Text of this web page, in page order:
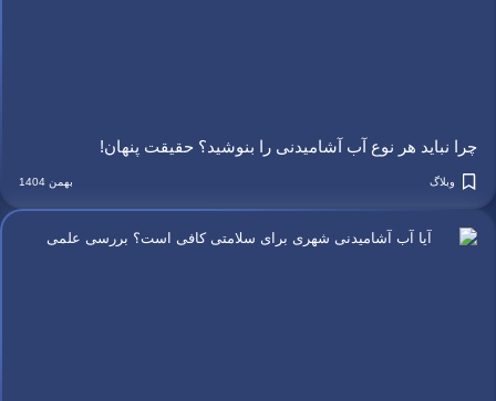
چرا نباید هر نوع آب آشامیدنی را بنوشید؟ حقیقت پنهان!
وبلاگ بهمن 1404